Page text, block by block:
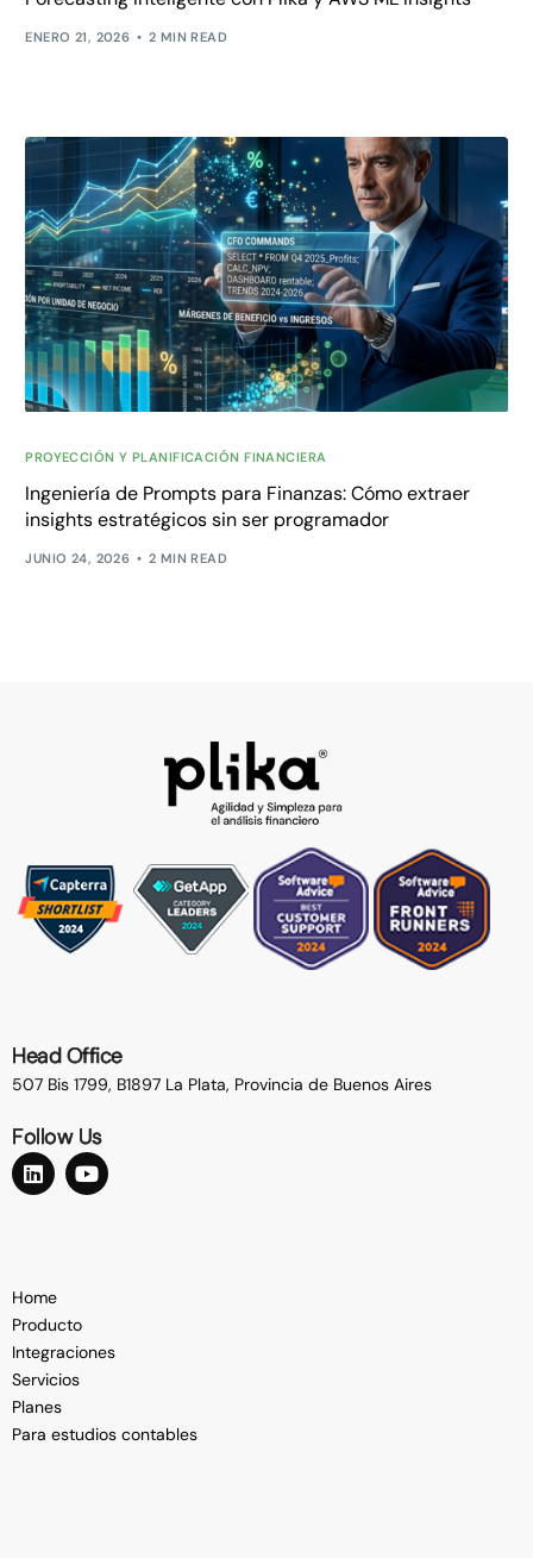
ENERO 21, 2026 2 MIN READ
PROYECCIÓN Y PLANIFICACIÓN FINANCIERA
Ingeniería de Prompts para Finanzas: Cómo extraer
insights estratégicos sin ser programador
JUNIO 24, 2026 2 MIN READ
Head Office
507 Bis 1799, B1897 La Plata, Provincia de Buenos Aires
Follow Us
Home
Producto
Integraciones
Servicios
Planes
Para estudios contables